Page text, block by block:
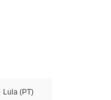
Lula (PT)